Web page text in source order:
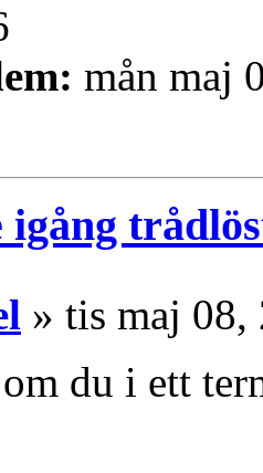
mån maj
igång
» tis maj 08,
du i ett